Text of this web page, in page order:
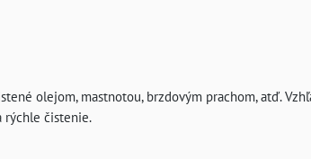
olejom, mastnotou, brzdovým prachom, atď.
rýchle čistenie.